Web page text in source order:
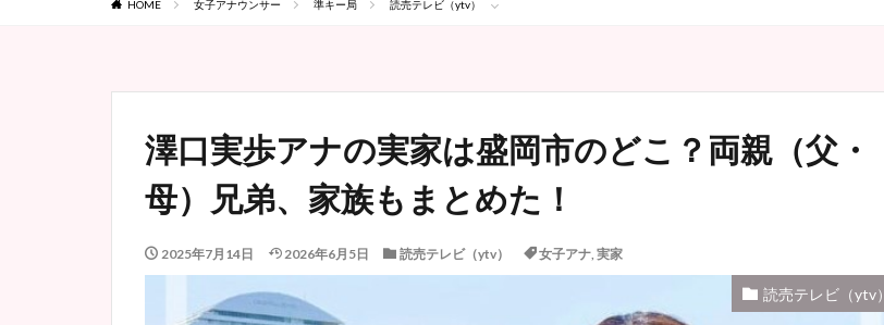
HOME 女子アナウンサー 準キー局 読売テレビ（ytv）
澤口実歩アナの実家は盛岡市のどこ？両親（父・
母）兄弟、家族もまとめた！
2025年7月14日 2026年6月5日 読売テレビ（ytv） 女子アナ, 実家
読売テレビ（ytv）